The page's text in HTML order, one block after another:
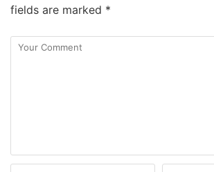
fields are marked *